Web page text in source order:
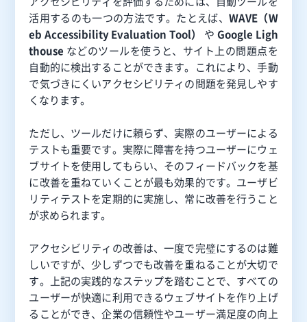
活用するのも一つの方法です。たとえば、 WAVE（W
eb Accessibility Evaluation Tool）
やGoogle Ligh
thouse などのツールを使うと、サイト上の問題点を
自動的に検出することができます。これにより、手動
で気づきにくいアクセシビリティの問題を発見しやす
くなります。
ただし、ツールだけに頼らず、実際のユーザーによる
テストも重要です。実際に障害を持つユーザーにウェ
ブサイトを使用してもらい、そのフィードバックを基
に改善を重ねていくことが最も効果的です。ユーザビ
リティテストを定期的に実施し、常に改善を行うこと
が求められます。
アクセシビリティの改善は、一度で完璧にするのは難
しいですが、少しずつでも改善を重ねることが大切で
す。上記の実践的なステップを踏むことで、すべての
ユーザーが快適に利用できるウェブサイトを作り上げ
ることができ、企業の信頼性やユーザー満足度の向上